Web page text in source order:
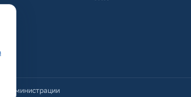
администрации